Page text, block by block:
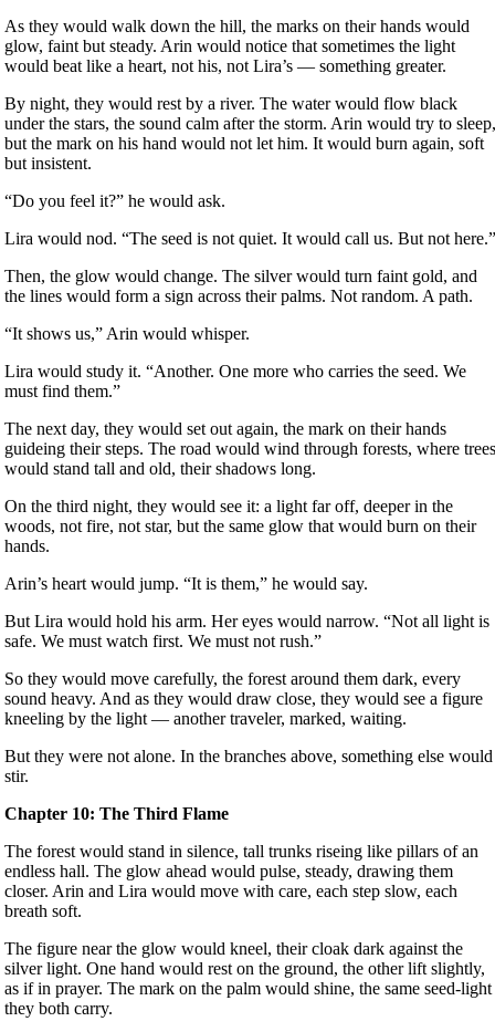
As they would walk down the hill, the marks on their hands would
glow, faint but steady. Arin would notice that sometimes the light
would beat like a heart, not his, not Lira’s — something greater.
By night, they would rest by a river. The water would flow black
under the stars, the sound calm after the storm. Arin would try to
but the mark on his hand would not let him. It would burn again, soft
but insistent.
“Do you feel it?” he would ask.
Lira would nod. “The seed is not quiet. It would call us. But not
Then, the glow would change. The silver would turn faint gold, and
the lines would form a sign across their palms. Not random. A path.
“It shows us,” Arin would whisper.
Lira would study it. “Another. One more who carries the seed. We
must find them.”
The next day, they would set out again, the mark on their hands
guideing their steps. The road would wind through forests, where
would stand tall and old, their shadows long.
On the third night, they would see it: a light far off, deeper in the
woods, not fire, not star, but the same glow that would burn on their
hands.
Arin’s heart would jump. “It is them,” he would say.
But Lira would hold his arm. Her eyes would narrow. “Not all light is
safe. We must watch first. We must not rush.”
So they would move carefully, the forest around them dark, every
sound heavy. And as they would draw close, they would see a figure
kneeling by the light — another traveler, marked, waiting.
But they were not alone. In the branches above, something else would
stir.
Chapter 10: The Third Flame
The forest would stand in silence, tall trunks riseing like pillars of an
endless hall. The glow ahead would pulse, steady, drawing them
closer. Arin and Lira would move with care, each step slow, each
breath soft.
The figure near the glow would kneel, their cloak dark against the
silver light. One hand would rest on the ground, the other lift slightly,
as if in prayer. The mark on the palm would shine, the same seed-light
they both carry.